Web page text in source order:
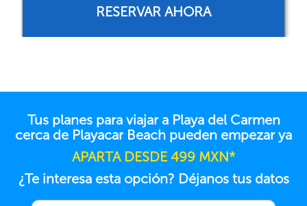
RESERVAR AHORA
Tus planes para viajar a Playa del Carmen
cerca de Playacar Beach pueden empezar ya
APARTA DESDE 499 MXN*
¿Te interesa esta opción? Déjanos tus datos